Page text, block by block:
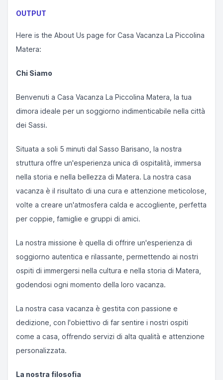
OUTPUT
Here is the About Us page for Casa Vacanza La Piccolina
Matera:
Chi Siamo
Benvenuti a Casa Vacanza La Piccolina Matera, la tua
dimora ideale per un soggiorno indimenticabile nella città
dei Sassi.
Situata a soli 5 minuti dal Sasso Barisano, la nostra
struttura offre un'esperienza unica di ospitalità, immersa
nella storia e nella bellezza di Matera. La nostra casa
vacanza è il risultato di una cura e attenzione meticolose,
volte a creare un'atmosfera calda e accogliente, perfetta
per coppie, famiglie e gruppi di amici.
La nostra missione è quella di offrire un'esperienza di
soggiorno autentica e rilassante, permettendo ai nostri
ospiti di immergersi nella cultura e nella storia di Matera,
godendosi ogni momento della loro vacanza.
La nostra casa vacanza è gestita con passione e
dedizione, con l'obiettivo di far sentire i nostri ospiti
come a casa, offrendo servizi di alta qualità e attenzione
personalizzata.
La nostra filosofia